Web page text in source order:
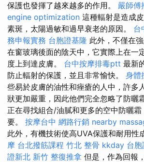
保護也發揮了越來越多的作用。 嚴師傅
engine optimization 這種輻射是造成
素斑，太陽過敏和過早衰老的原因。 台
務申報實務 台胞證基隆 此外，不僅在
在窗玻璃後面的陰天中，它實際上在一
度上到達皮膚。 台中按摩排毒ptt 最新
防止輻射的保護，並且非常愉快。 身體
些易於皮膚的油性和痤瘡的人中，許多
狀更加嚴重，因此他們完全忽略了防曬
正在尋找組合/油膩和更多的空中防曬
要。 按摩台中 網路行銷 nearby
此外，有機技術使高UVA保護和耐用性
摩 台北撥筋課程 竹北 整骨 kkday 台胞
證新北 新竹 整復推拿 但是，作為回報